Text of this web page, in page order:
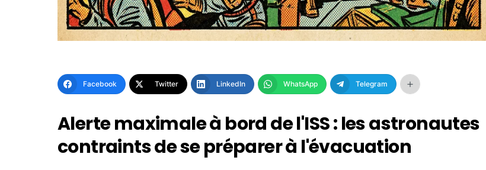
Facebook Twitter LinkedIn WhatsApp Telegram
Alerte maximale à bord de l'ISS : les astronautes
contraints de se préparer à l'évacuation